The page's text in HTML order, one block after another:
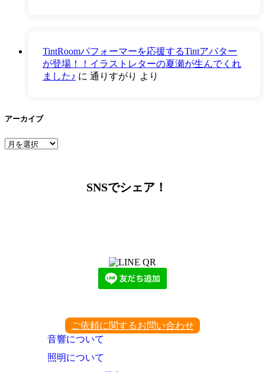
TintRoomパフォーマーを応援するTintアバター
が登場！！イラストレターの夏瀬が生んでくれ
ました♪ に 通りすがり より
アーカイブ
ア
SNSでシェア！
ご依頼に関するお問い合わせ
音響について
照明について